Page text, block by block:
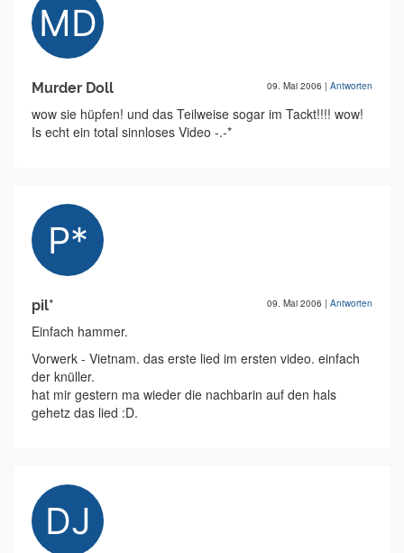
Murder Doll 09. Mai 2006 | Antworten
wow sie hüpfen! und das Teilweise sogar im Tackt!!!! wow!
Is echt ein total sinnloses Video -.-*
pil* 09. Mai 2006 | Antworten
Einfach hammer.
Vorwerk - Vietnam. das erste lied im ersten video. einfach
der knüller.
hat mir gestern ma wieder die nachbarin auf den hals
gehetz das lied :D.